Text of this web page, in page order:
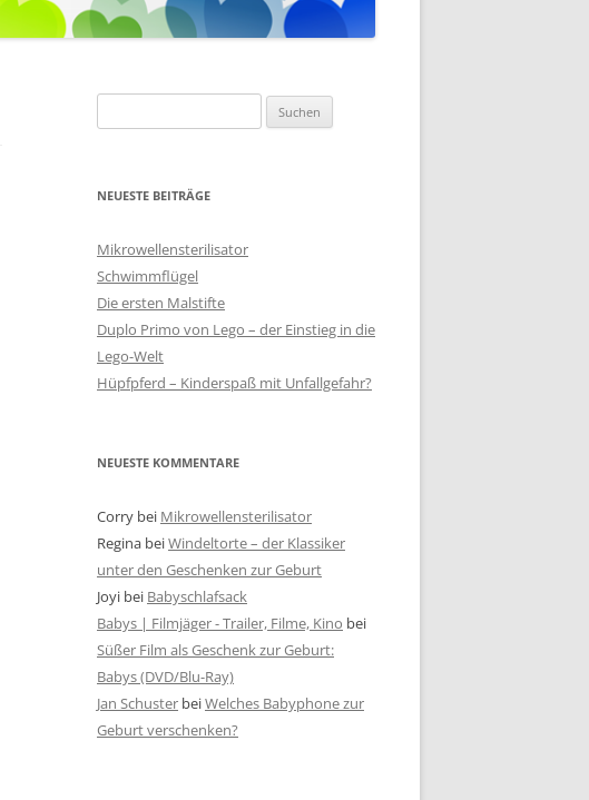
nach:
NEUESTE BEITRÄGE
Mikrowellensterilisator
Schwimmflügel
Die ersten Malstifte
Duplo Primo von Lego – der Einstieg in die
Lego-Welt
Hüpfpferd – Kinderspaß mit Unfallgefahr?
NEUESTE KOMMENTARE
Corry bei Mikrowellensterilisator
Regina beiWindeltorte – der Klassiker
unter den Geschenken zur Geburt
Joyi bei Babyschlafsack
Babys | Filmjäger - Trailer, Filme, Kino bei
Süßer Film als Geschenk zur Geburt:
Babys (DVD/Blu-Ray)
Jan Schuster beiWelches Babyphone zur
Geburt verschenken?